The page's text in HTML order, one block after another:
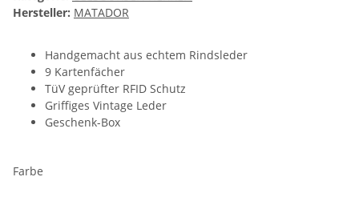
Hersteller: MATADOR
Handgemacht aus echtem Rindsleder
9 Kartenfächer
TüV geprüfter RFID Schutz
Griffiges Vintage Leder
Geschenk-Box
Farbe